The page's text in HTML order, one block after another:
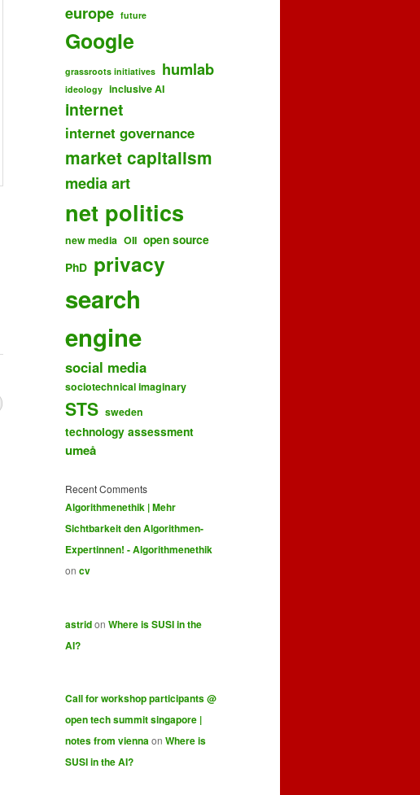
europe future
Google
grassroots initiatives humlab
ideology inclusive AI
internet
internet governance
market capitalism
media art
net politics
new media OII open source
PhD privacy
search
engine
social media
sociotechnical imaginary
STS sweden
technology assessment
umeå
Recent Comments
Algorithmenethik | Mehr
Sichtbarkeit den Algorithmen-
Expertinnen! - Algorithmenethik
on cv
astridon Where is SUSI in the
AI?
Call for workshop participants @
open tech summit singapore |
notes from viennaon Where is
SUSI in the AI?